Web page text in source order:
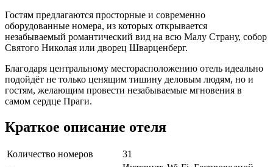
Гостям предлагаются просторные и современно
оборудованные номера, из которых открывается
незабываемый романтический вид на всю Малу Страну, собор
Святого Николая или дворец Шварценберг.
Благодаря центральному месторасположению отель идеально
подойдёт не только ценящим тишину деловым людям, но и
гостям, желающим провести незабываемые мгновения в
самом сердце Праги.
Краткое описание отеля
Количество номеров
31